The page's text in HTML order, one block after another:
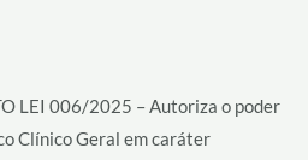
LEI 006/2025 – Autoriza o poder
Clínico Geral em caráter